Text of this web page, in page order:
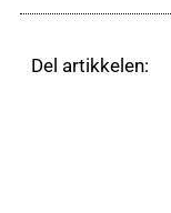
Del artikkelen: